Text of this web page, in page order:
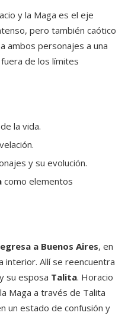
y la Maga es el eje
pero también caótico
ambos personajes a una
de los límites
la vida.
y su evolución.
como elementos
a Buenos Aires, en
interior. Allí se reencuentra
su esposa Talita. Horacio
Maga a través de Talita
un estado de confusión y